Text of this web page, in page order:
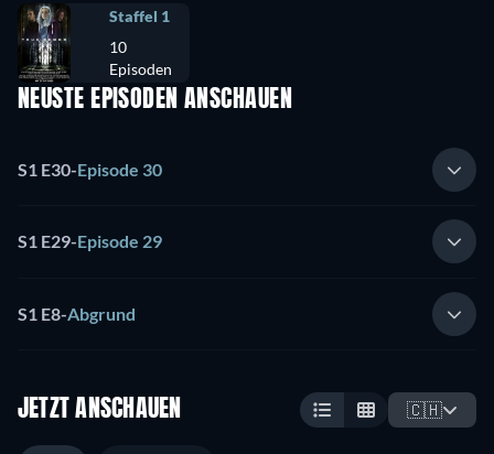
Staffel 1
10
Episoden
NEUSTE EPISODEN ANSCHAUEN
S1 E30-Episode 30
S1 E29-Episode 29
S1 E8-Abgrund
JETZT ANSCHAUEN 🇨🇭